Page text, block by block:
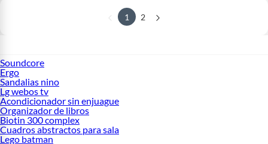
1 2
Soundcore
Ergo
Sandalias nino
Lg webos tv
Acondicionador sin enjuague
Organizador de libros
Biotin 300 complex
Cuadros abstractos para sala
Lego batman